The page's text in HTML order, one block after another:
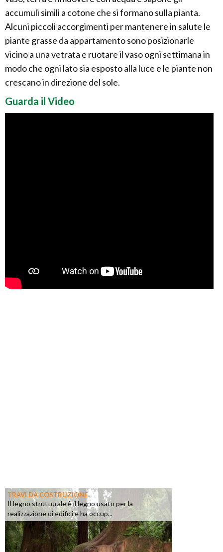
accumuli simili a cotone che si formano sulla pianta.
Alcuni piccoli accorgimenti per mantenere in salute le
piante grasse da appartamento sono posizionarle
vicino a una vetrata e ruotare il vaso ogni settimana in
modo che ogni lato sia esposto alla luce e le piante non
crescano in direzione del sole.
Guarda il Video
TRAVI DA COSTRUZIONE
Il legno strutturale è il legno usato per la
realizzazione di edifici e ha occup...